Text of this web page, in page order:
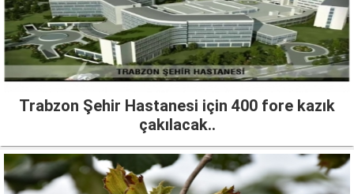
Trabzon Şehir Hastanesi için 400 fore kazık
çakılacak..